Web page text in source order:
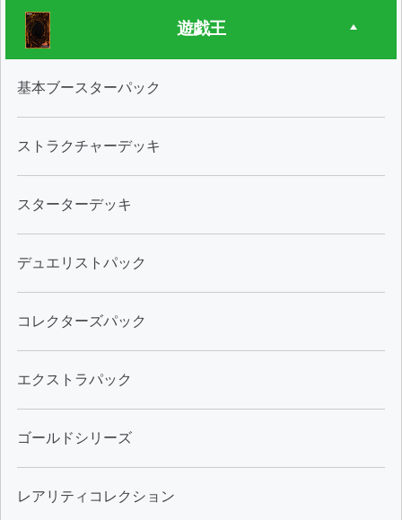
遊戯王
基本ブースターパック
ストラクチャーデッキ
スターターデッキ
デュエリストパック
コレクターズパック
エクストラパック
ゴールドシリーズ
レアリティコレクション